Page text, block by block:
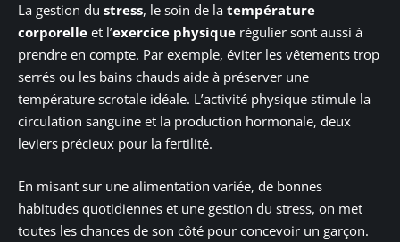
La gestion du stress, le soin de la température
corporelle et l’exercice physique régulier sont aussi à
prendre en compte. Par exemple, éviter les vêtements trop
serrés ou les bains chauds aide à préserver une
température scrotale idéale. L’activité physique stimule la
circulation sanguine et la production hormonale, deux
leviers précieux pour la fertilité.
En misant sur une alimentation variée, de bonnes
habitudes quotidiennes et une gestion du stress, on met
toutes les chances de son côté pour concevoir un garçon.